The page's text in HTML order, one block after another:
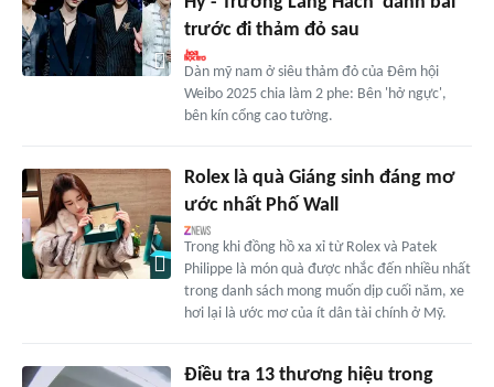
trước đi thảm đỏ sau
Dàn mỹ nam ở siêu thảm đỏ của Đêm hội
Weibo 2025 chia làm 2 phe: Bên 'hở ngực',
bên kín cổng cao tường.
Rolex là quà Giáng sinh đáng mơ
ước nhất Phố Wall
Trong khi đồng hồ xa xỉ từ Rolex và Patek
Philippe là món quà được nhắc đến nhiều nhất
trong danh sách mong muốn dịp cuối năm, xe
hơi lại là ước mơ của ít dân tài chính ở Mỹ.
Điều tra 13 thương hiệu trong